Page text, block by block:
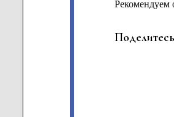
Рекомендуем